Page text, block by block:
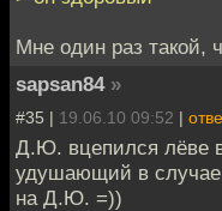
Мне один раз такой,
sapsan84 »
#35 | 19.06.10 09:52 |
Д.Ю. вцепился лёве в
удушающий в случае
на Д.Ю. =))